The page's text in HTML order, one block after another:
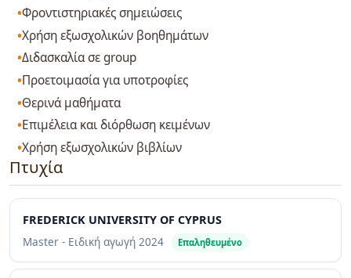
Φροντιστηριακές σημειώσεις
Χρήση εξωσχολικών βοηθημάτων
Διδασκαλία σε group
Προετοιμασία για υποτροφίες
Θερινά μαθήματα
Επιμέλεια και διόρθωση κειμένων
Χρήση εξωσχολικών βιβλίων
Πτυχία
FREDERICK UNIVERSITY OF CYPRUS
Master - Ειδική αγωγή 2024 Επαληθευμένο